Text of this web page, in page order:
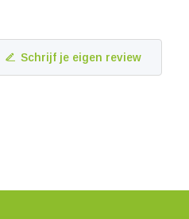
Schrijf je eigen review